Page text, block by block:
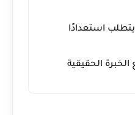
استعدادًا
الحقيقية